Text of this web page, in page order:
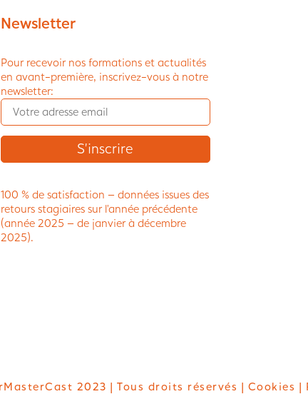
Newsletter
Pour recevoir nos formations et actualités
en avant-première, inscrivez-vous à notre
newsletter:
100 % de satisfaction – données issues des
retours stagiaires sur l’année précédente
(année 2025 – de janvier à décembre
2025).
2023 | Tous droits réservés | Cookies |